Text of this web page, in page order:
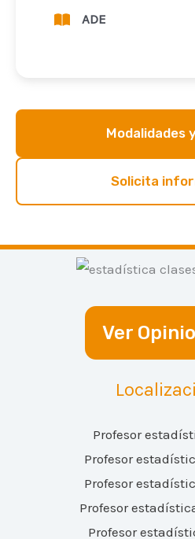
ADE
Modalidades
Solicita
Ver
Profesor
Profesor
Profesor
Profesor
Profesor